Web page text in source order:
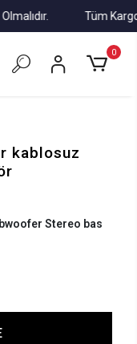
Tüm Kargolar
0
kablosuz
Stereo bas